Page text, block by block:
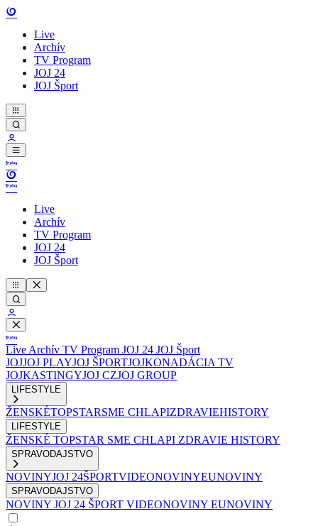
Live
Archív
TV Program
JOJ 24
JOJ Šport
Live
Archív
TV Program
JOJ 24
JOJ Šport
Live Archív TV Program JOJ 24 JOJ Šport
JOJJOJ PLAYJOJ ŠPORTJOJKONADÁCIA TV
JOJKASTINGYJOJ CZJOJ GROUP
LIFESTYLE
ŽENSKÉTOPSTARSME CHLAPIZDRAVIEHISTORY
LIFESTYLE
ŽENSKÉ TOPSTAR SME CHLAPI ZDRAVIE HISTORY
SPRAVODAJSTVO
NOVINYJOJ 24ŠPORTVIDEONOVINYEUNOVINY
SPRAVODAJSTVO
NOVINY JOJ 24 ŠPORT VIDEONOVINY EUNOVINY